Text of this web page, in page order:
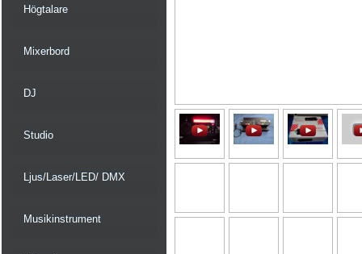
Högtalare
Mixerbord
DJ
Studio
Ljus/Laser/LED/ DMX
Musikinstrument